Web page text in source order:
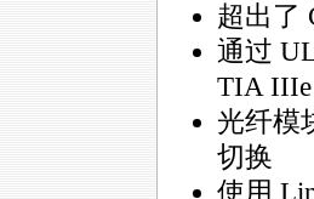
超出了
通过
TIA
光纤模
切换
使用